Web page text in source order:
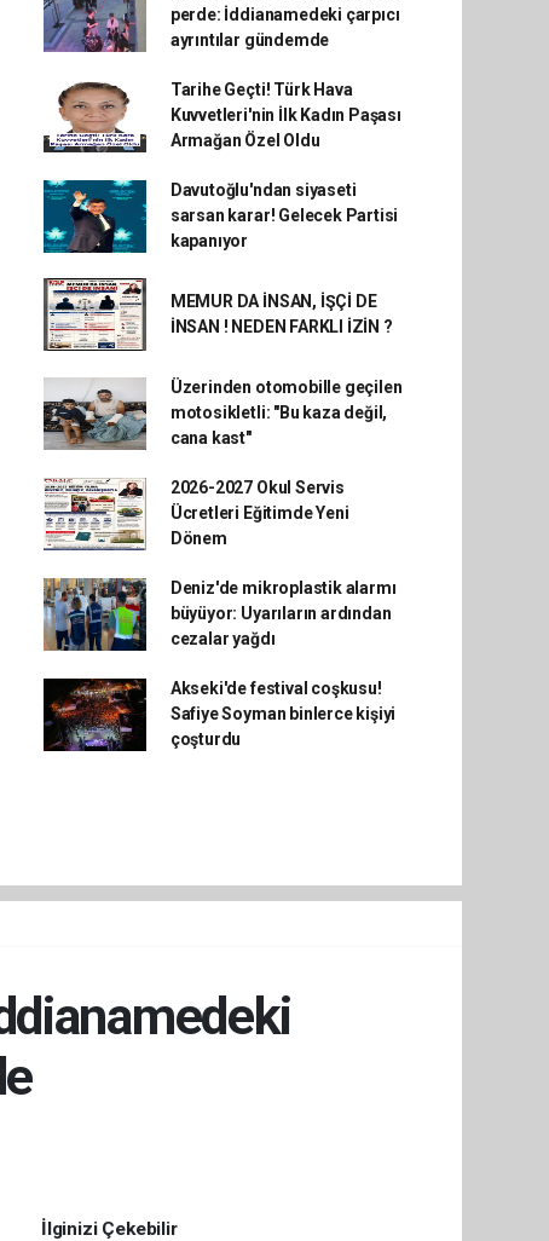
perde: İddianamedeki çarpıcı
ayrıntılar gündemde
Tarihe Geçti! Türk Hava
Kuvvetleri'nin İlk Kadın Paşası
Armağan Özel Oldu
Davutoğlu'ndan siyaseti
sarsan karar! Gelecek Partisi
kapanıyor
MEMUR DA İNSAN, İŞÇİ DE
İNSAN ! NEDEN FARKLI İZİN ?
Üzerinden otomobille geçilen
motosikletli: "Bu kaza değil,
cana kast"
2026-2027 Okul Servis
Ücretleri Eğitimde Yeni
Dönem
Deniz'de mikroplastik alarmı
büyüyor: Uyarıların ardından
cezalar yağdı
Akseki'de festival coşkusu!
Safiye Soyman binlerce kişiyi
çoşturdu
İlginizi Çekebilir